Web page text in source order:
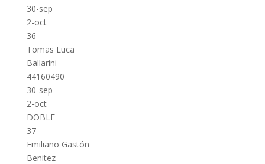
30-sep
2-oct
36
Tomas Luca
Ballarini
44160490
30-sep
2-oct
DOBLE
37
Emiliano Gastón
Benitez